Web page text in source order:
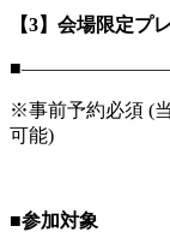
【3】会場限定プ
※事前予約必須 (
可能)
■参加対象